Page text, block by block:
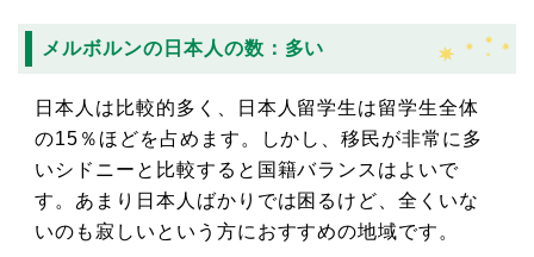
メルボルンの日本人の数：多い
日本人は比較的多く、日本人留学生は留学生全体
の15％ほどを占めます。しかし、移民が非常に多
いシドニーと比較すると国籍バランスはよいで
す。あまり日本人ばかりでは困るけど、全くいな
いのも寂しいという方におすすめの地域です。